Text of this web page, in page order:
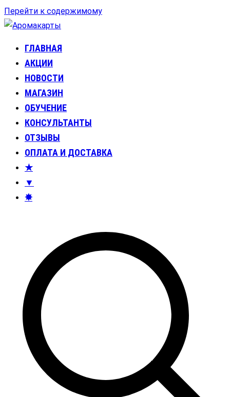
Перейти к содержимому
Аромакарты
Психологические эфирные карты • Аромапсихология
ГЛАВНАЯ
АКЦИИ
НОВОСТИ
МАГАЗИН
ОБУЧЕНИЕ
КОНСУЛЬТАНТЫ
ОТЗЫВЫ
ОПЛАТА И ДОСТАВКА
★
▼
✸